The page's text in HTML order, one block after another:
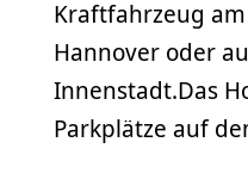
Kraftfahrzeug
Hannover oder
Innenstadt.Das
Parkplätze auf